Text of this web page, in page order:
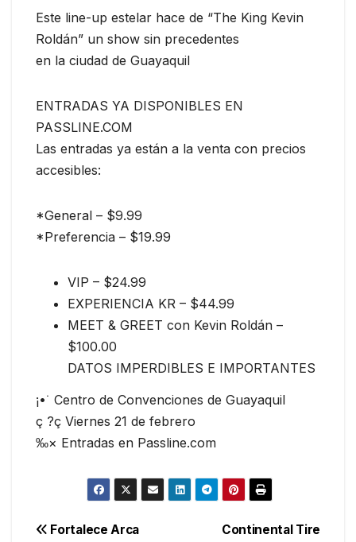
Este line-up estelar hace de “The King Kevin
Roldán” un show sin precedentes
en la ciudad de Guayaquil
ENTRADAS YA DISPONIBLES EN
PASSLINE.COM
Las entradas ya están a la venta con precios
accesibles:
*General – $9.99
*Preferencia – $19.99
VIP – $24.99
EXPERIENCIA KR – $44.99
MEET & GREET con Kevin Roldán –
$100.00
DATOS IMPERDIBLES E IMPORTANTES
¡•˙ Centro de Convenciones de Guayaquil
ç ?ç Viernes 21 de febrero
‰× Entradas en Passline.com
Navegación Continental Tire
Fortalece Arca